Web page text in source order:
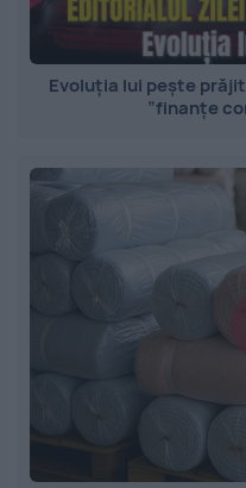
Evoluția lui pește
”finanțe